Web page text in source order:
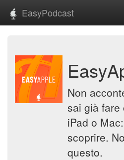
EasyPodcast
Non
sai già fare
iPad o
scoprire.
questo.